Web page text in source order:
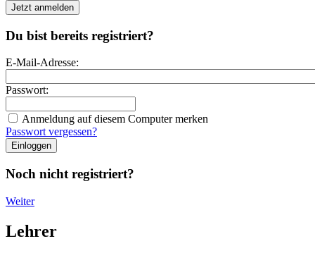
Jetzt anmelden
Du bist bereits registriert?
E-Mail-Adresse:
Passwort:
Anmeldung auf diesem Computer merken
Passwort vergessen?
Noch nicht registriert?
Weiter
Lehrer